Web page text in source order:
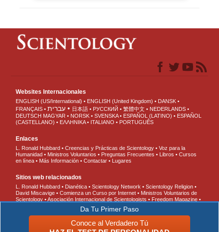
Da Tu Primer Paso
Conoce al Verdadero Tú
Websites Internacionales
ENGLISH (US/International) ENGLISH (United Kingdom)
DANSK
FRANÇAIS
עברית 日本語 РУССКИЙ 繁體中文
NEDERLANDS
DEUTSCH MAGYAR NORSK SVENSKA ESPAÑOL (LATINO)
ESPAÑOL
(CASTELLANO)
ΕΛΛΗΝΙΚA ITALIANO PORTUGUÊS
Enlaces
L. Ronald Hubbard Creencias y Prácticas de Scientology
Voz para la
Humanidad
Ministros Voluntarios Preguntas Frecuentes Libros
Cursos
en línea
Más Información Contactar Lugares
Sitios web relacionados
L. Ronald Hubbard Dianética Scientology Network
Scientology Religion
David Miscavige
Comienza un Curso por Internet
Ministros Voluntarios de
Scientology
Asociación Internacional de Scientologists
Freedom Magazine
En Apoyo de Un Mundo Sin Drogas
Jóvenes por los Derechos Humanos
Ciudadanos por los Derechos Humanos